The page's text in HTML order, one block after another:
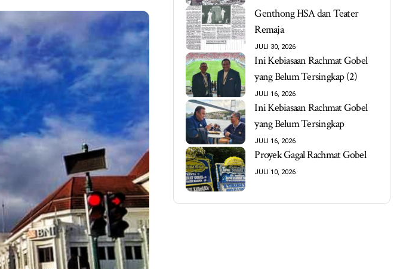
Genthong HSA dan Teater
Remaja
JULI 30, 2026
Ini Kebiasaan Rachmat Gobel
yang Belum Tersingkap (2)
JULI 16, 2026
Ini Kebiasaan Rachmat Gobel
yang Belum Tersingkap
JULI 16, 2026
Proyek Gagal Rachmat Gobel
JULI 10, 2026